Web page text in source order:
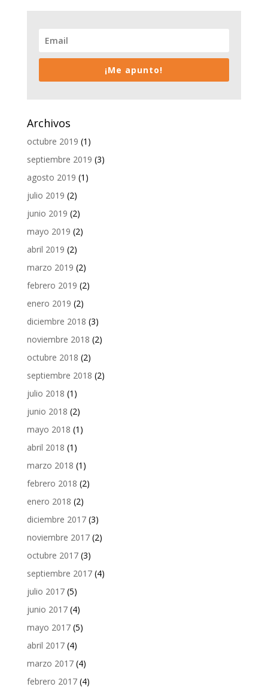
¡Me apunto!
Archivos
octubre 2019 (1)
septiembre 2019 (3)
agosto 2019 (1)
julio 2019 (2)
junio 2019 (2)
mayo 2019 (2)
abril 2019 (2)
marzo 2019 (2)
febrero 2019 (2)
enero 2019 (2)
diciembre 2018 (3)
noviembre 2018 (2)
octubre 2018 (2)
septiembre 2018 (2)
julio 2018 (1)
junio 2018 (2)
mayo 2018 (1)
abril 2018 (1)
marzo 2018 (1)
febrero 2018 (2)
enero 2018 (2)
diciembre 2017(3)
noviembre 2017(2)
octubre 2017(3)
septiembre 2017(4)
julio 2017(5)
junio 2017(4)
mayo 2017(5)
abril 2017(4)
marzo 2017(4)
febrero 2017(4)